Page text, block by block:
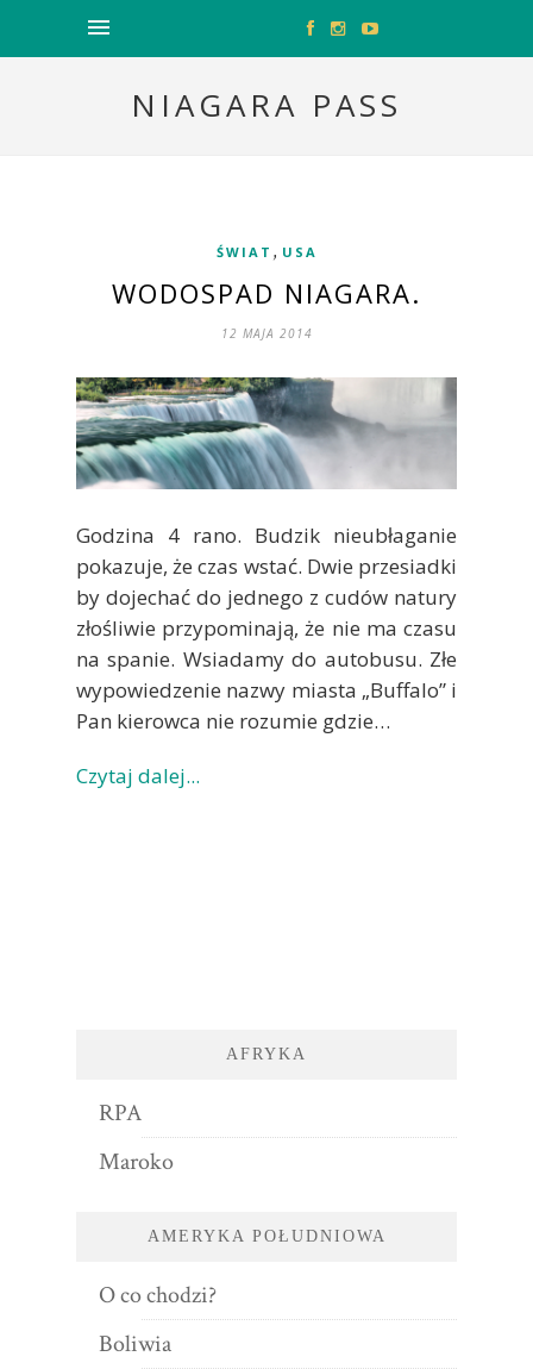
NIAGARA PASS
ŚWIAT , USA
WODOSPAD NIAGARA.
12 MAJA 2014
Godzina 4 rano. Budzik nieubłaganie
pokazuje, że czas wstać. Dwie przesiadki
by dojechać do jednego z cudów natury
złośliwie przypominają, że nie ma czasu
na spanie. Wsiadamy do autobusu. Złe
wypowiedzenie nazwy miasta „Buffalo” i
Pan kierowca nie rozumie gdzie…
Czytaj dalej...
AFRYKA
RPA
Maroko
AMERYKA POŁUDNIOWA
O co chodzi?
Boliwia